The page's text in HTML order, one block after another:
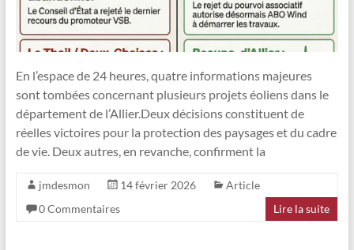
En l’espace de 24 heures, quatre informations majeures
sont tombées concernant plusieurs projets éoliens dans le
département de l’Allier.Deux décisions constituent de
réelles victoires pour la protection des paysages et du cadre
de vie. Deux autres, en revanche, confirment la
jmdesmon 14 février 2026
Article
0 Commentaires
Lire la suite